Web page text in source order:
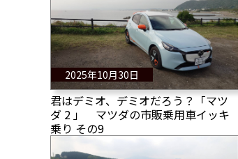
2025年10月30日
君はデミオ、デミオだろう？「マツ
ダ 2 」 マツダの市販乗用車イッキ
乗り その9